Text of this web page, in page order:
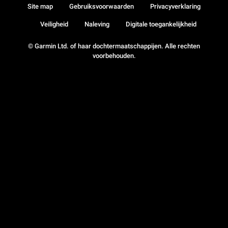
© Garmin Ltd. of haar dochtermaatschappijen. Alle rechten
voorbehouden.
Site map Gebruiksvoorwaarden Privacyverklaring
Veiligheid Naleving Digitale toegankelijkheid